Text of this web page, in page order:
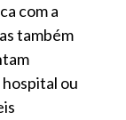
com a
também
ou